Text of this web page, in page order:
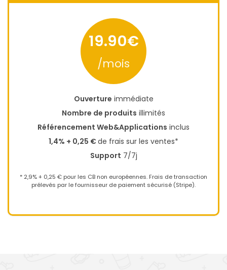
19.90€
/mois
Ouverture immédiate
Nombre de produits illimités
Référencement Web&Applications inclus
1,4% + 0,25 €de frais sur les ventes*
Support 7/7j
* 2,9% + 0,25 € pour les CB non européennes. Frais de transaction
prélevés par le fournisseur de paiement sécurisé (Stripe).